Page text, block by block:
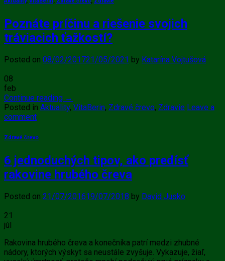
Poznáte príčinu a riešenie svojich
tráviacich ťažkostí?
Posted on 08/02/201721/05/2021 by Katarína Vojtušová
08
feb
Continue reading →
Posted in Aktuality, VitaBerin, Zdravé črevo, Zdravie Leave a
comment
Zdravé črevo
6 jednoduchých tipov, ako predísť
rakovine hrubého čreva
Posted on 21/07/201619/07/2018 by David Jusko
21
júl
Rakovina hrubého čreva a konečníka patrí medzi zhubné
nádory, ktorých výskyt sa neustále zvyšuje. Vykazuje, žiaľ,